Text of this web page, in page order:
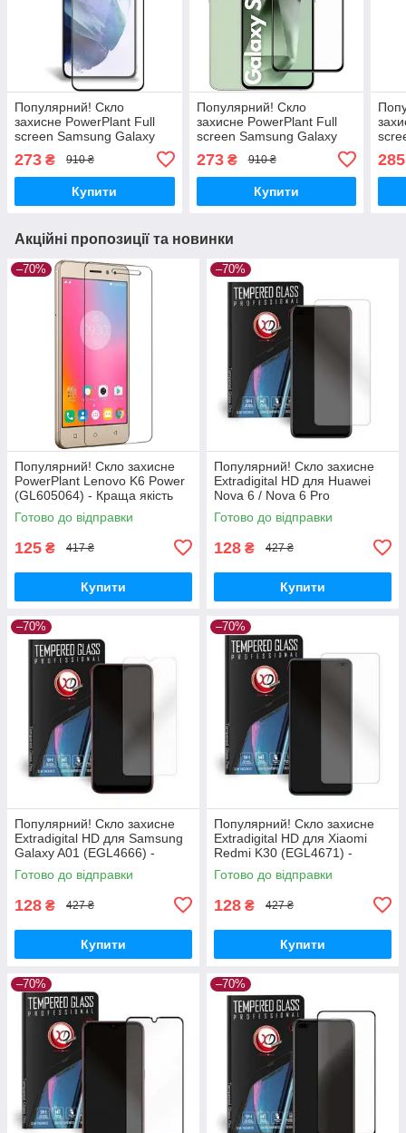
Популярний! Скло
захисне PowerPlant Full
screen Samsung Galaxy
Краща якість тільки на
Nukleon.com.ua
273 ₴ 910 ₴
Купити
Популярний! Скло
захисне PowerPlant Full
screen Samsung Galaxy
Краща якість тільки на
Nukleon.com.ua
273₴ 910 ₴
Купити
285
Акційні пропозиції та новинки
–70%
Популярний! Скло захисне
PowerPlant Lenovo K6 Power
(GL605064) - Краща якість
тільки на Nukleon.com.ua
Готово до відправки
125 ₴ 417 ₴
Купити
–70%
Популярний! Скло захисне
Extradigital HD для Huawei
Nova 6 / Nova 6 Pro
(EGL4669) - Краща якість
тільки на Nukleon.com.ua
Готово до відправки
128 ₴ 427 ₴
Купити
–70%
Популярний! Скло захисне
Extradigital HD для Samsung
Galaxy A01 (EGL4666) -
Краща якість тільки на
Nukleon.com.ua
Готово до відправки
128 ₴ 427 ₴
Купити
–70%
Популярний! Скло захисне
Extradigital HD для Xiaomi
Redmi K30 (EGL4671) -
Краща якість тільки на
Nukleon.com.ua
Готово до відправки
128 ₴ 427 ₴
Купити
–70% –70%